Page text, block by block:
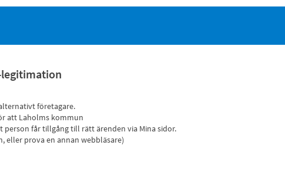
legitimation
företagare.
att Laholms kommun
får tillgång till rätt ärenden via Mina sidor.
eller prova en annan webbläsare)